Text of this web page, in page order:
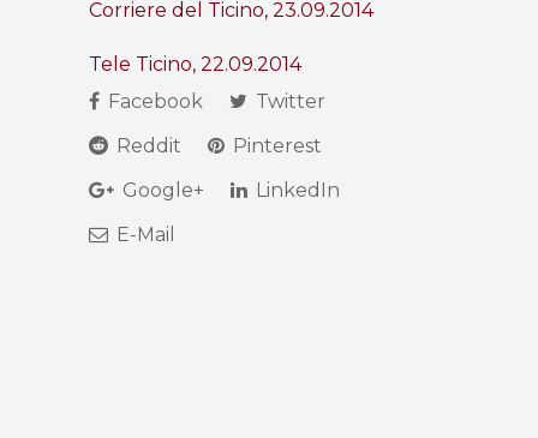
Corriere del Ticino, 23.09.2014
Tele Ticino, 22.09.2014
Facebook
Twitter
Reddit
Pinterest
Google+
LinkedIn
E-Mail